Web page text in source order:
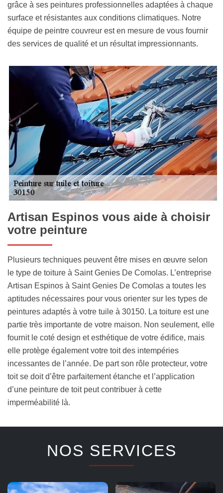
grâce à ses peintures professionnelles adaptées à chaque
surface et résistantes aux conditions climatiques. Notre
équipe de peintre couvreur est en mesure de vous fournir
des services de qualité et un résultat impressionnants.
Artisan Espinos vous aide à choisir
votre peinture
Plusieurs techniques peuvent être mises en œuvre selon
le type de toiture à Saint Genies De Comolas. L’entreprise
Artisan Espinos à Saint Genies De Comolas a toutes les
aptitudes nécessaires pour vous orienter sur les types de
peintures adaptés à votre tuile à 30150. La toiture est une
partie très importante de votre maison. Non seulement, elle
fournit le coté design et esthétique de votre édifice, mais
elle protège également votre toit des intempéries
incessantes de l’année. De part son rôle protecteur, votre
toit se doit d’être parfaitement étanche et l’application
d’une peinture de toit peut contribuer à cette
imperméabilité là.
NOS SERVICES